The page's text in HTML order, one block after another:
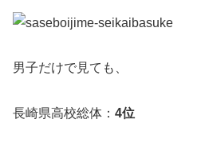
男子だけで見ても、
長崎県高校総体： 4位